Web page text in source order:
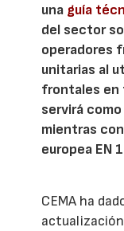
una guía
del sector
operadores
unitarias al
frontales en
servirá
mientras
europea EN
CEMA ha